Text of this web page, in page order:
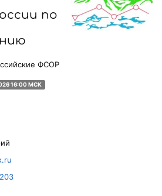
по
ФСОР
16:00 МСК